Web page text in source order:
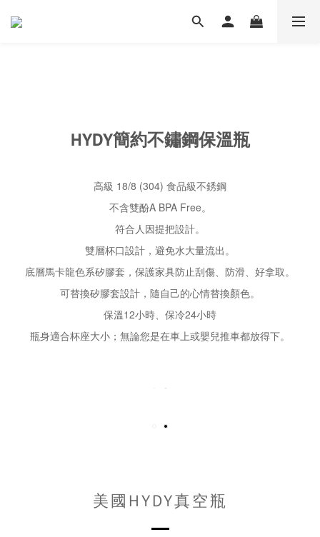
HYDY簡約不鏽鋼保溫瓶
高級 18/8 (304) 食品級不銹鋼
不含雙酚A BPA Free。
符合人因提把設計。
雙層杯口設計，避免水大量流出。
底層馬卡龍色系矽膠套，保護家具防止刮傷、防滑、好拿取。
可替換矽膠套設計，隨自己的心情替換顏色。
保溫12小時、保冷24小時
瓶身適合杯座大小；無論您是在車上或嬰兒推車都放得下。
美國HYDY真空瓶